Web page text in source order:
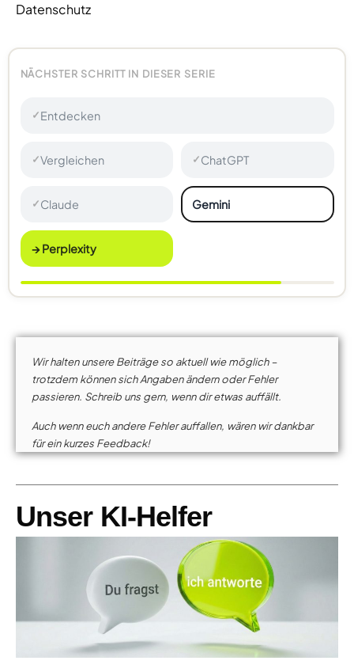
Datenschutz
NÄCHSTER SCHRITT IN DIESER SERIE
✓Entdecken
✓Vergleichen ✓ChatGPT
✓Claude Gemini
→ Perplexity
Wir halten unsere Beiträge so aktuell wie möglich –
trotzdem können sich Angaben ändern oder Fehler
passieren. Schreib uns gern, wenn dir etwas auffällt.
Auch wenn euch andere Fehler auffallen, wären wir dankbar
für ein kurzes Feedback!
Unser KI-Helfer